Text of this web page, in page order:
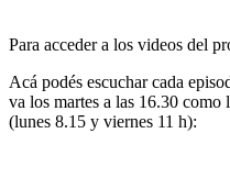
Para acceder a los videos del
Acá podés escuchar cada
va los martes a las 16.30 como
(lunes 8.15 y viernes 11 h):